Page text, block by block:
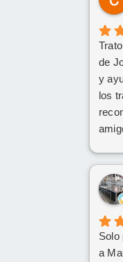
de
y
los
Solo
a